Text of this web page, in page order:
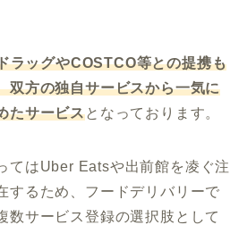
ラッグやCOSTCO等との提携も
双方の独自サービスから一気に
たサービスとなっております。
てはUber Eatsや出前館を凌ぐ注
するため、フードデリバリーで
数サービス登録の選択肢として